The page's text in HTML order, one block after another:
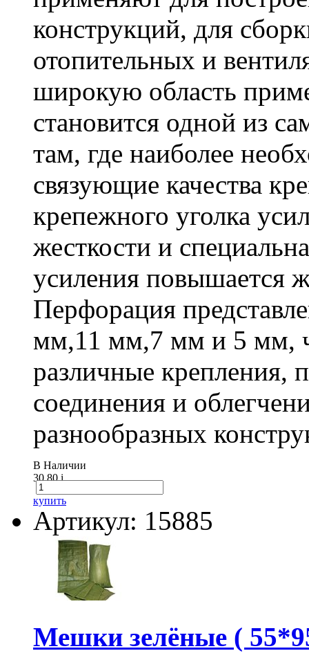
конструкций, для
отопительных и
широкую область
становится одной из
там, где наиболее
связующие качества
крепежного уголка
жесткости и
усиления повышается
Перфорация
мм,11 мм,7 мм и 5 мм,
различные
соединения и
разнообразных
В Наличии
30.80i
купить
Артикул: 15885
Мешки зелёные (